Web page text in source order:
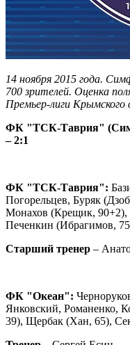
14 ноября 2015 года.
700 зрителей. Оценка
Премьер-лиги Крымского
ФК "ТСК-Таврия"
– 2:1
ФК "ТСК-Таврия":
Погорельцев, Буряк
Монахов (Крещик, 90+2),
Печенкин (Ибрагимов,
Старший тренер –
ФК "Океан":
Янковский, Романенко,
39), Щербак (Хан, 65),